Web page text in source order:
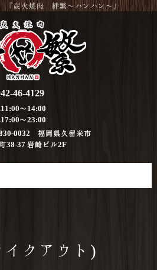
『炭火焼肉 絆繁～ハンハン～』
46-4129
～14:00
～23:00
0032 福岡県久留米市
38-37 岩崎ビル2F
クアウト)